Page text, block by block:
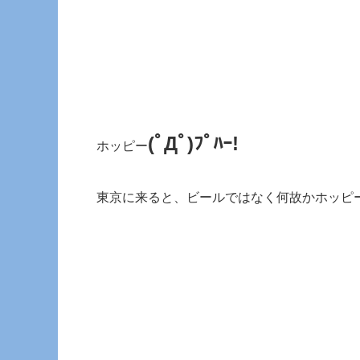
ホッピー(ﾟДﾟ)ﾌﾟﾊｰ!
東京に来ると、ビールではなく何故かホッピ